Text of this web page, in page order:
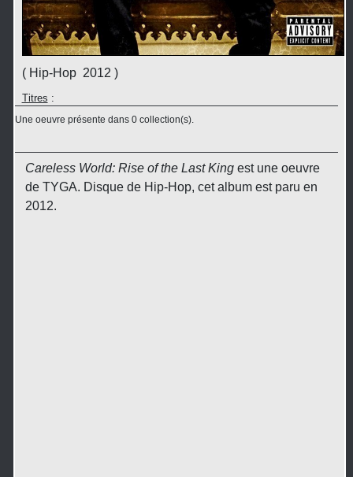
( Hip-Hop 2012 )
Titres :
Une oeuvre présente dans 0 collection(s).
Careless World: Rise of the Last Kingest une oeuvre
de TYGA. Disque de Hip-Hop, cet album est paru en
2012.